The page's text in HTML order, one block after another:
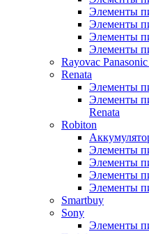
Элементы
Элементы
Элементы
Элементы
Rayovac
Renata
Элементы
Элементы
Renata
Robiton
Элементы
Элементы
Элементы
Элементы
Smartbuy
Sony
Элементы